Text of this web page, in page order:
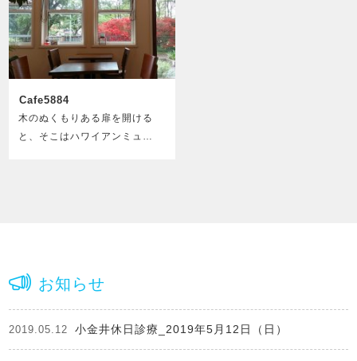
Cafe5884
木のぬくもりある扉を開ける
と、そこはハワイアンミュ…
お知らせ
2019.05.12 小金井休日診療_2019年5月12日（日）